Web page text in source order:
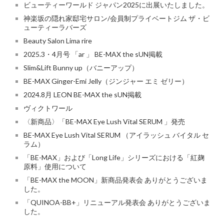
ビューティーワールド ジャパン2025に出展いたしました。
神楽坂の隠れ家邸宅サロン/会員制プライベートジム ザ・ビ
ューティーラバーズ
Beauty Salon Lima rire
2025.3・4月号 「ar 」 BE-MAX the sUN掲載
Slim&Lift Bunny up（バニーアップ）
BE-MAX Ginger-Emi Jelly（ジンジャー エミ ゼリー）
2024.8月 LEON BE-MAX the sUN掲載
ヴィクトワール
〈新商品〉「BE-MAX Eye Lush Vital SERUM 」発売
BE-MAX Eye Lush Vital SERUM （アイラッシュ バイタル セ
ラム）
「BE-MAX」および「Long Life」シリーズにおける「紅麹
原料」使用について
「BE-MAX the MOON」新商品発表会 ありがとうございま
した。
「QUINOA-BB+」リニューアル発表会 ありがとうございま
した。